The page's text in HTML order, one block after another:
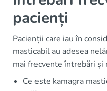
pacienți
Pacienții care iau în
masticabil au adesea
mai frecvente întrebări și
Ce este kamagra